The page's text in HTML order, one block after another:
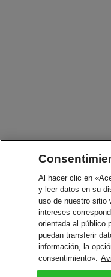
Al hacer clic en
y leer datos en su
uso de nuestro sitio
intereses
orientada al público
puedan transferir
información, la
consentimiento».